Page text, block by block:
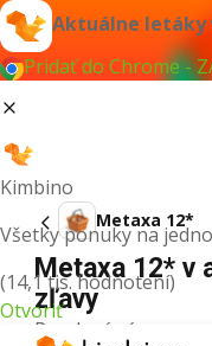
Aktuálne letáky
Pridať do Chrome -
Kimbino
Všetky ponuky na
(14,1 tis. hodnotení)
Otvoriť
Metaxa 12*
Metaxa 12* v
zľavy
Pre daný výraz sme